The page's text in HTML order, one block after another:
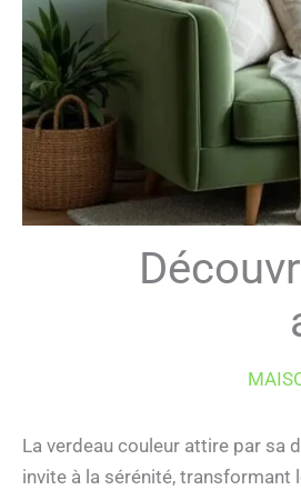
La verdeau couleur attire par sa
invite à la sérénité, transformant